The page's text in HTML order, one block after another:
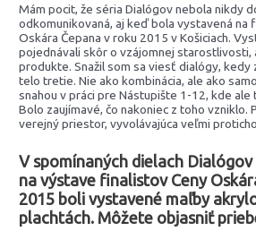
Mám pocit, že séria Dialógov nebola nikdy
odkomunikovaná, aj keď bola vystavená na
Oskára Čepana v roku 2015 v Košiciach.
pojednávali skôr o vzájomnej starostlivosti,
produkte. Snažil som sa viesť dialógy, kedy
telo tretie. Nie ako kombinácia, ale ako
snahou v práci pre Nástupište 1-12, kde ale
Bolo zaujímavé, čo nakoniec z toho vzniklo.
verejný priestor, vyvolávajúca veľmi
V spomínaných dielach
na výstave finalistov Ceny
2015 boli vystavené maľby
plachtách. Môžete objasniť